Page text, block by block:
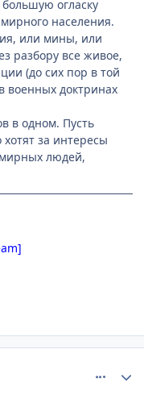
огласку
населения.
или мины, или
разбору все живое,
(до сих пор в той
военных доктринах
в одном. Пусть
за интересы
людей,